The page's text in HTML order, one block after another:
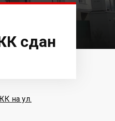
сдан
на ул.